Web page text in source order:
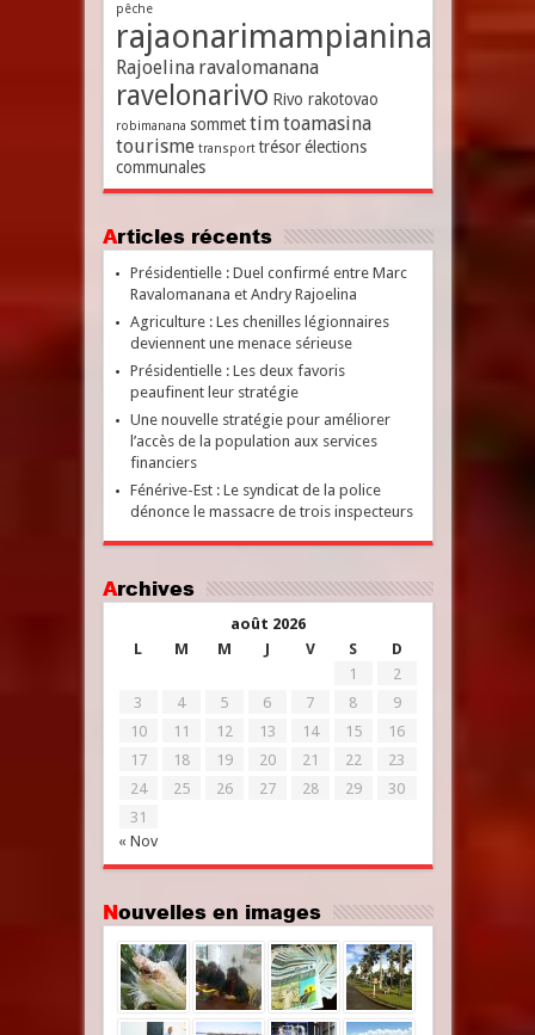
pêche
rajaonarimampianina
Rajoelina ravalomanana
ravelonarivo Rivo rakotovao
robimanana sommet timtoamasina
tourisme transport trésor élections
communales
Articles récents
Présidentielle : Duel confirmé entre Marc
Ravalomanana et Andry Rajoelina
Agriculture : Les chenilles légionnaires
deviennent une menace sérieuse
Présidentielle : Les deux favoris
peaufinent leur stratégie
Une nouvelle stratégie pour améliorer
l’accès de la population aux services
financiers
Fénérive-Est : Le syndicat de la police
dénonce le massacre de trois inspecteurs
Archives
août 2026
L
M M J V S D
« Nov
1
2
3
4 5 6 7 8
9
10
11 12 13 14 15
16
17
18 19 20 21 22
23
24
25 26 27 28 29
30
31
Nouvelles en images